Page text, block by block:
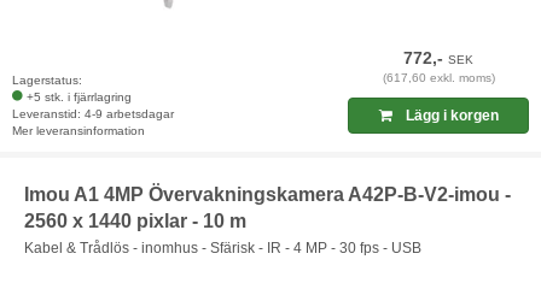
Lagerstatus:
+5 stk. i fjärrlagring
Leveranstid: 4-9 arbetsdagar
Mer leveransinformation
772,-SEK
(617,60 exkl. moms)
Lägg i korgen
Imou A1 4MP Övervakningskamera A42P-B-V2-imou -
2560 x 1440 pixlar - 10 m
Kabel & Trådlös - inomhus - Sfärisk - IR - 4 MP - 30 fps - USB